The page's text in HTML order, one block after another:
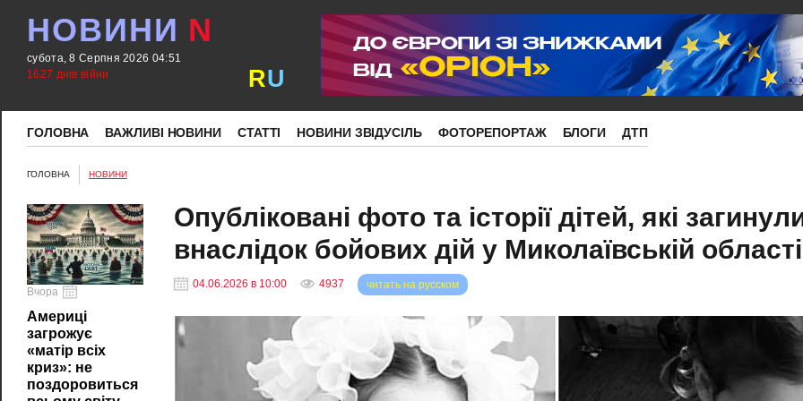
НОВИНИ N
субота, 8 Серпня 2026 04:51
1627 днів війни
RU
ГОЛОВНА ВАЖЛИВІ НОВИНИ СТАТТІ НОВИНИ ЗВІДУСІЛЬ ФОТОРЕПОРТАЖ БЛОГИ ДТП
ГОЛОВНА НОВИНИ
Вчора
Америці
загрожує
«матір всіх
криз»: не
поздоровиться
Опубліковані фото та історії дітей, які
внаслідок бойових дій у Миколаївській області
04.06.2026 в 10:00 4937 читать на русском